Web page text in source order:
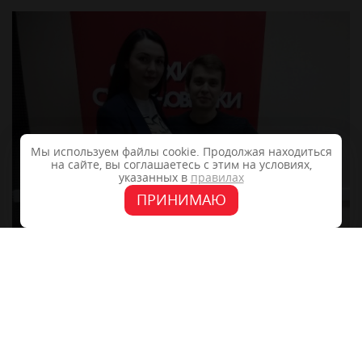
Мы используем файлы cookie. Продолжая находиться
на сайте, вы соглашаетесь с этим на условиях,
указанных в правилах
ПРИНИМАЮ